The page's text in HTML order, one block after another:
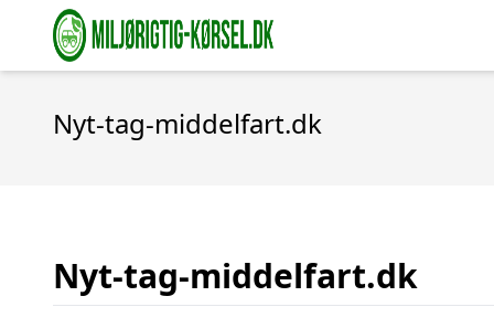
Nyt-tag-middelfart.dk
Nyt-tag-middelfart.dk